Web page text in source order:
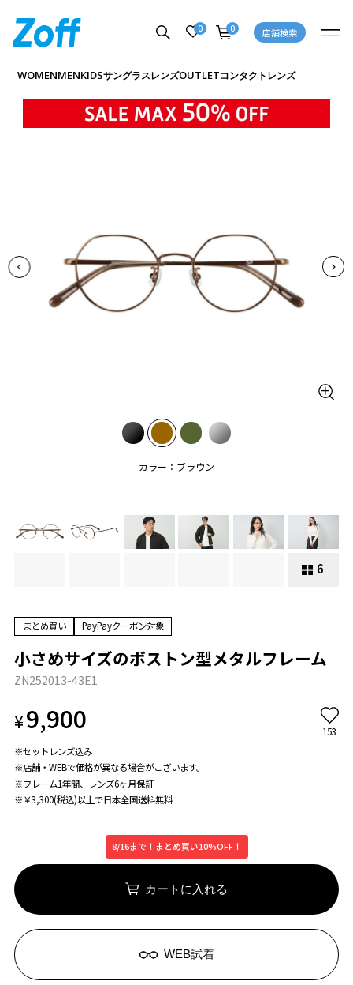
0 0 店舗検索
WOMENMENKIDSサングラスレンズOUTLETコンタクトレンズ
カラー：ブラウン
6
商品詳細ページへ
まとめ買い PayPayクーポン対象
小さめサイズのボストン型メタルフレーム
ZN252013-43E1
¥9,900 153
※セットレンズ込み
※店舗・WEBで価格が異なる場合がこざいます。
※フレーム1年間、レンズ6ヶ月保証
※￥3,300(税込)以上で日本全国送料無料
8/16まで！まとめ買い10%OFF！
カートに入れる
WEB試着